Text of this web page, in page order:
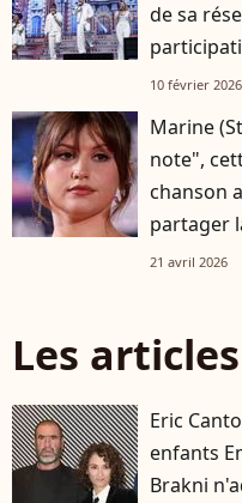
de sa
10 février 2026
Marine
note",
chanson
partager
21 avril 2026
Les
Eric
enfants
Brakni